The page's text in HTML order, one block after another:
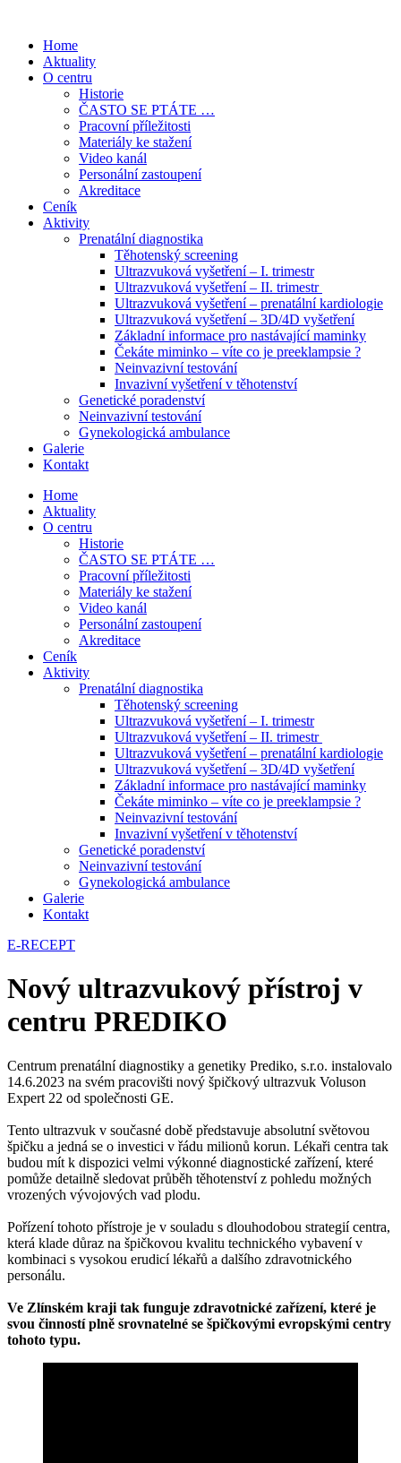
obsahuHome
Aktuality
O centru
Historie
ČASTO SE PTÁTE …
Pracovní příležitosti
Materiály ke stažení
Video kanál
Personální zastoupení
Akreditace
Ceník
Aktivity
Prenatální diagnostika
Těhotenský screening
Ultrazvuková vyšetření – I. trimestr
Ultrazvuková vyšetření – II. trimestr
Ultrazvuková vyšetření – prenatální kardiologie
Ultrazvuková vyšetření – 3D/4D vyšetření
Základní informace pro nastávající maminky
Čekáte miminko – víte co je preeklampsie ?
Neinvazivní testování
Invazivní vyšetření v těhotenství
Genetické poradenství
Neinvazivní testování
Gynekologická ambulance
Galerie
Kontakt
Home
Aktuality
O centru
Historie
ČASTO SE PTÁTE …
Pracovní příležitosti
Materiály ke stažení
Video kanál
Personální zastoupení
Akreditace
Ceník
Aktivity
Prenatální diagnostika
Těhotenský screening
Ultrazvuková vyšetření – I. trimestr
Ultrazvuková vyšetření – II. trimestr
Ultrazvuková vyšetření – prenatální kardiologie
Ultrazvuková vyšetření – 3D/4D vyšetření
Základní informace pro nastávající maminky
Čekáte miminko – víte co je preeklampsie ?
Neinvazivní testování
Invazivní vyšetření v těhotenství
Genetické poradenství
Neinvazivní testování
Gynekologická ambulance
Galerie
Kontakt
E-RECEPT
Nový ultrazvukový přístroj v
centru PREDIKO
Centrum prenatální diagnostiky a genetiky Prediko, s.r.o. instalovalo
14.6.2023 na svém pracovišti nový špičkový ultrazvuk Voluson
Expert 22 od společnosti GE.
Tento ultrazvuk v současné době představuje absolutní světovou
špičku a jedná se o investici v řádu milionů korun. Lékaři centra tak
budou mít k dispozici velmi výkonné diagnostické zařízení, které
pomůže detailně sledovat průběh těhotenství z pohledu možných
vrozených vývojových vad plodu.
Pořízení tohoto přístroje je v souladu s dlouhodobou strategií centra,
která klade důraz na špičkovou kvalitu technického vybavení v
kombinaci s vysokou erudicí lékařů a dalšího zdravotnického
personálu.
Ve Zlínském kraji tak funguje zdravotnické zařízení, které je
svou činností plně srovnatelné se špičkovými evropskými centry
tohoto typu.